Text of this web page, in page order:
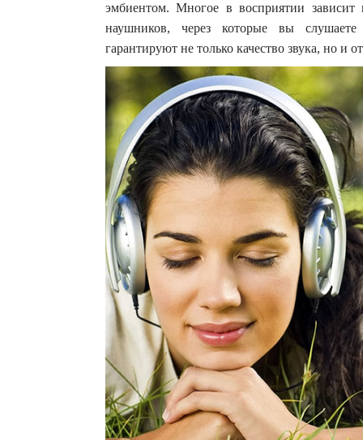
эмбиентом. Многое в восприятии
наушников, через которые вы
гарантируют не только качество звука, но и